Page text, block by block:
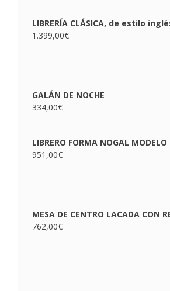
LIBRERÍA CLÁSICA, de estilo
1.399,00€
GALÁN DE NOCHE
334,00€
LIBRERO FORMA NOGAL MODELO
951,00€
MESA DE CENTRO LACADA CON
762,00€